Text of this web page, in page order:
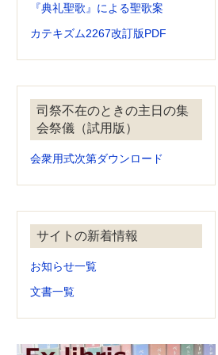
『典礼聖歌』による聖歌案
カテキズム2267改訂版PDF
司祭不在のときの主日の集
会祭儀（試用版）
会衆用式次第ダウンロード
サイトの新着情報
お知らせ一覧
文書一覧